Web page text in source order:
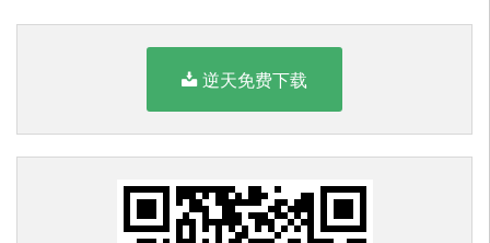
逆天免费下载